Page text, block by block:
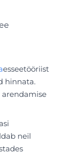
esseetööriist
hinnata.
neil